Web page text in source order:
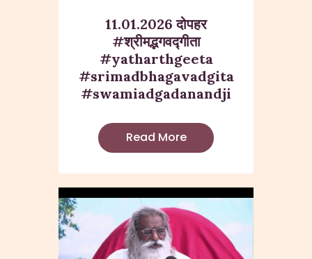
11.01.2026 दोपहर
#श्रीमद्भगवद्गीता
#yatharthgeeta
#srimadbhagavadgita
#swamiadgadanandji
Read More